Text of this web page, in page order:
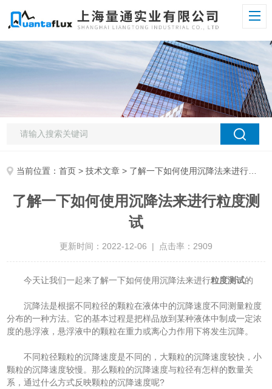
当前位置：首页 >技术文章 > 了解一下如何使用沉降法来进行粒度测试
了解一下如何使用沉降法来进行粒度测
试
更新时间：2022-12-06 | 点击率：2909
今天让我们一起来了解一下如何使用沉降法来进行粒度测试的
沉降法是根据不同粒径的颗粒在液体中的沉降速度不同测量粒度
分布的一种方法。它的基本过程是把样品放到某种液体中制成一定浓
度的悬浮液，悬浮液中的颗粒在重力或离心力作用下将发生沉降。
不同粒径颗粒的沉降速度是不同的，大颗粒的沉降速度较快，小
颗粒的沉降速度较慢。那么颗粒的沉降速度与粒径有怎样的数量关
系，通过什么方式反映颗粒的沉降速度呢?